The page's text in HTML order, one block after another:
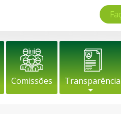
Comissões Transparência